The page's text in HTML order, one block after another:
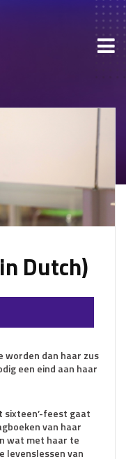
Dutch)
worden dan haar zus
een eind aan haar
sixteen’-feest gaat
van haar
wat met haar te
levenslessen van